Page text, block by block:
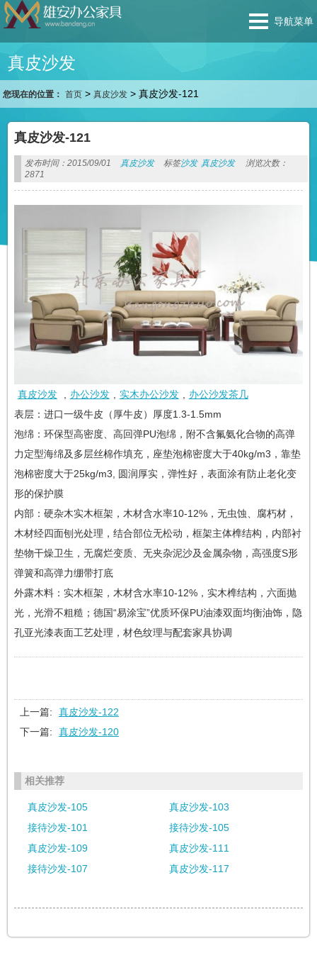
导航菜单
真皮沙发
您现在的位置： 首页 >真皮沙发 >真皮沙发-121
真皮沙发-121
发布时间：2015/09/01 真皮沙发 标签沙发 真皮沙发
浏览次数：
2871
真皮沙发 办公沙发 实木办公沙发
办公沙发茶几
表层：进口一级牛皮（厚牛皮）厚度1.3-1.5mm
泡绵：环保型高密度、高回弹PU泡绵，附不含氟氨化合物的高弹
力定型海绵及多层丝棉作填充，座垫泡棉密度大于40kg/m3，靠垫
泡棉密度大于25kg/m3, 圆润厚实，弹性好，表面涂有防止老化变
形的保护膜
内部：硬杂木实木框架，木材含水率10-12%，无虫蚀、腐朽材，
木材经四面刨光处理，结合部位无松动，框架主体榫结构，内部衬
垫物干燥卫生，无腐烂变质、无夹杂泥沙及金属杂物，高强度S形
弹簧和高弹力绷带打底
外露木料：实木框架，木材含水率10-12%，实木榫结构，六面抛
光，光滑不粗糙；德国“易涂宝”优质环保PU油漆双面均衡油饰，隐
孔亚光漆表面工艺处理，材色纹理与配套家具协调
上一篇:
真皮沙发-122
下一篇:
真皮沙发-120
相关推荐
真皮沙发-105
真皮沙发-103
接待沙发-101
接待沙发-105
真皮沙发-109
真皮沙发-111
接待沙发-107
真皮沙发-117